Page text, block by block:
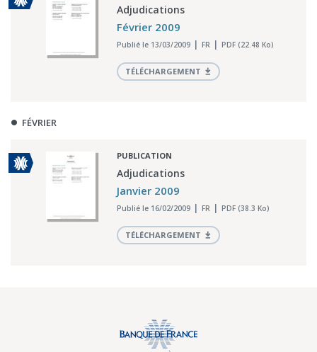
Adjudications
Février 2009
Publié le 13/03/2009 FR PDF (22.48 Ko)
TÉLÉCHARGEMENT
FÉVRIER
PUBLICATION
Adjudications
Janvier 2009
Publié le 16/02/2009 FR PDF (38.3 Ko)
TÉLÉCHARGEMENT